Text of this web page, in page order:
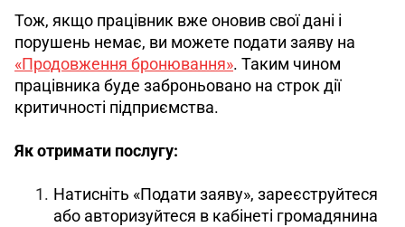
Тож, якщо працівник вже оновив свої дані і
порушень немає, ви можете подати заяву на
«Продовження бронювання». Таким чином
працівника буде заброньовано на строк дії
критичності підприємства.
Як отримати послугу:
Натисніть «Подати заяву», зареєструйтеся
або авторизуйтеся в кабінеті громадянина